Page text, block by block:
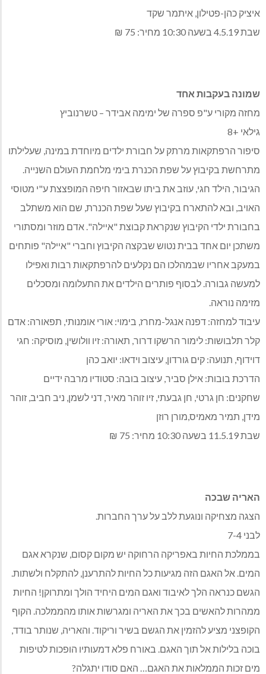
איציק כהן-פטילון, איתמר שקד
שבת 4.5.19 בשעה 10:30 מחיר: 75 ₪
שמונה בעקבות אחד
מחזה מקורי ע"פ ספרה של ימימה אבידר – טשרנוביץ
גילאי +8
סיפור הרפתקאות מרתק על חבורת ילדים מיוחדת במינה, שעלילתו
מתרחשת בקיבוץ על שפת הכנרת בימי מלחמת העולם השנייה.
הגיבור, הילד חגי, עוזב את ביתו שבאזור חיפה המופצצת ע"י מטוסי
האויב, ובא להתארח בקיבוץ שעל שפת הכנרת, שם הוא משתלב
בחבורת ילדי הקיבוץ שנקראת קבוצת "איילה". אדם מוזר ומסתורי
משתכן יום אחד בבית נטוש שבקצה הקיבוץ וחברי "איילה" פותחים
במעקב אחריו שבמהלכו הם נקלעים להרפתקאות רבות ואפילו
למעשה גבורה. לבסוף פותרים הילדים את התעלומה ומסכלים
מזימה נוראה.
עיבוד למחזה: דפנה אנגל-מחרז, בימוי: אורי אומנותי, תפאורה: אדם
קלר תלבושות: לימור הרשקו דרור, תאורה: זיו וולושין, מוסיקה: חגי
דוידוף, תנועה: קים גורדון, עיצוב וידאו: יואב כהן
הדרכת בובות: אילן סביר, עיצוב בובה: סטודיו מרבה ידיים
שחקנים: חן גרטי, חן גבעתי, זיו זוהר מאיר, דני לשמן, ניב חביב, זוהר
מידן, תמיר מאמיס,מורן רוזן
שבת 11.5.19 בשעה 10:30 מחיר: 75 ₪
האריה שבכה
הצגה מצחיקה ונוגעת ללב על ערך החברות.
לבני 7-4
בממלכת החיות באפריקה הרחוקה יש מקום קסום, שנקרא אגם
המים. אל האגם הזה מגיעות כל החיות להתרענן, להתקלח ולשתות.
הגשם כנראה הלך לאיבוד ואגם המים היחיד הולך ומתרוקן! החיות
ממהרות להאשים בכך את האריה ומגרשות אותו מהממלכה. הקוף
הקופצני מציע להזמין את הגשם בשיר וריקוד. והאריה, שנותר בודד,
בוכה בלילות אל תוך האגם. באורח פלא דמעותיו הופכות לטיפות
מים זכות הממלאות את האגם… האם סודו יתגלה?